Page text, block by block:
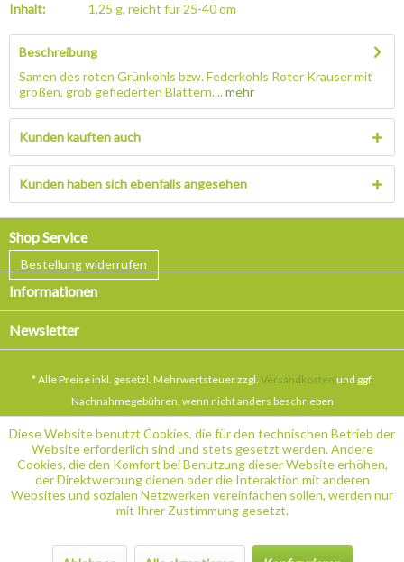
Inhalt:
1,25 g, reicht für 25-40 qm
Beschreibung
Samen des roten Grünkohls bzw. Federkohls Roter Krauser mit
großen, grob gefiederten Blättern....mehr
Kunden kauften auch
Kunden haben sich ebenfalls angesehen
Shop Service
Bestellung widerrufen
Informationen
Newsletter
* Alle Preise inkl. gesetzl. Mehrwertsteuer zzgl. Versandkosten und ggf.
Nachnahmegebühren, wenn nicht anders beschrieben
Diese Website benutzt Cookies, die für den technischen Betrieb der
Website erforderlich sind und stets gesetzt werden. Andere
Cookies, die den Komfort bei Benutzung dieser Website erhöhen,
der Direktwerbung dienen oder die Interaktion mit anderen
Websites und sozialen Netzwerken vereinfachen sollen, werden nur
mit Ihrer Zustimmung gesetzt.